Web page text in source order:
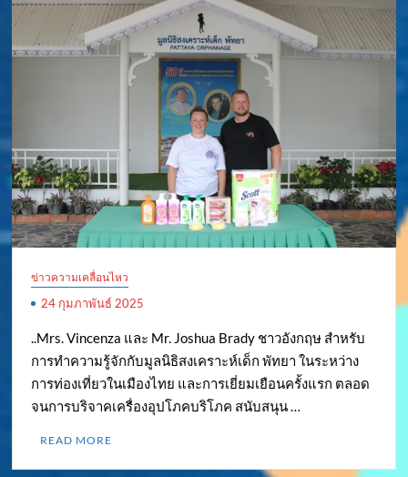
ข่าวความเคลื่อนไหว
24 กุมภาพันธ์ 2025
..Mrs. Vincenza และ Mr. Joshua Brady ชาวอังกฤษ สำหรับ
การทำความรู้จักกับมูลนิธิสงเคราะห์เด็ก พัทยา ในระหว่าง
การท่องเที่ยวในเมืองไทย และการเยี่ยมเยือนครั้งแรก ตลอด
จนการบริจาคเครื่องอุปโภคบริโภค สนับสนุน …
READ MORE